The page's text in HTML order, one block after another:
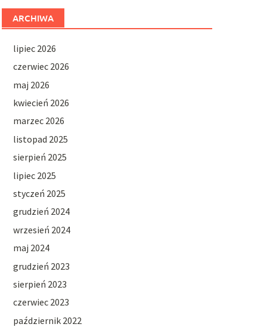
ARCHIWA
lipiec 2026
czerwiec 2026
maj 2026
kwiecień 2026
marzec 2026
listopad 2025
sierpień 2025
lipiec 2025
styczeń 2025
grudzień 2024
wrzesień 2024
maj 2024
grudzień 2023
sierpień 2023
czerwiec 2023
październik 2022